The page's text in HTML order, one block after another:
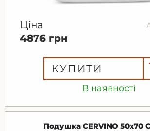
В наявності
Ціна
4876 грн
КУПИТИ
Подушка CERVINO 50x70